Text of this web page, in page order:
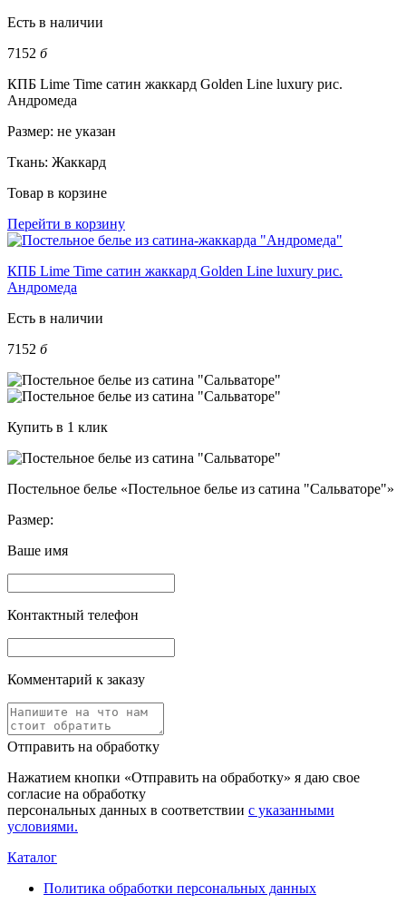
Есть в наличии
7152 б
КПБ Lime Time сатин жаккард Golden Line luxury рис.
Андромеда
Размер: не указан
Ткань: Жаккард
Товар в корзине
Перейти в корзину
КПБ Lime Time сатин жаккард Golden Line luxury рис.
Андромеда
Есть в наличии
7152 б
Купить в 1 клик
Постельное белье «Постельное белье из сатина "Сальваторе"»
Размер:
Ваше имя
Контактный телефон
Комментарий к заказу
Отправить на обработку
Нажатием кнопки «Отправить на обработку» я даю свое
согласие на обработку
персональных данных в соответствии с указанными
условиями.
Каталог
Политика обработки персональных данных